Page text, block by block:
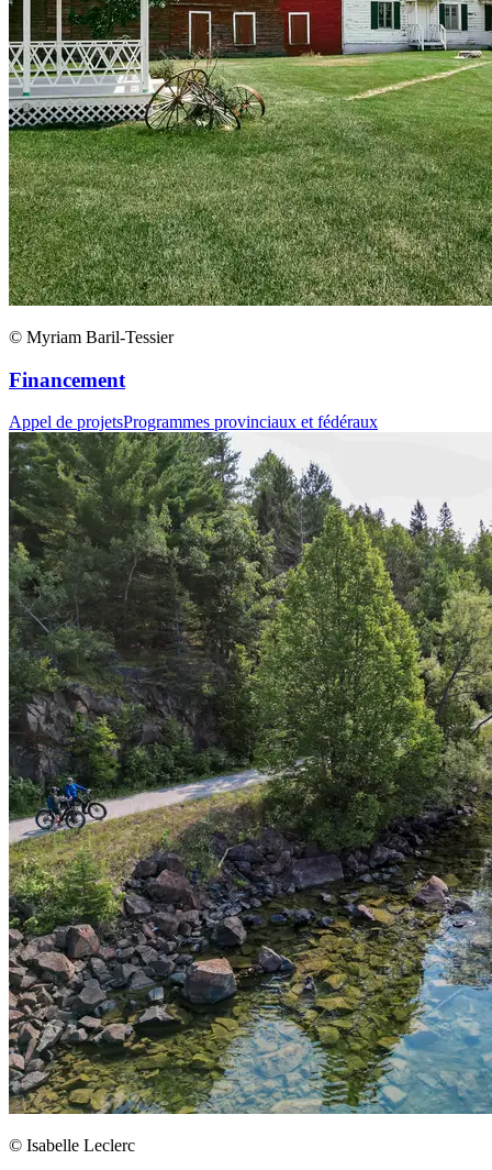
© Myriam Baril-Tessier
Financement
Appel de projetsProgrammes provinciaux et fédéraux
© Isabelle Leclerc